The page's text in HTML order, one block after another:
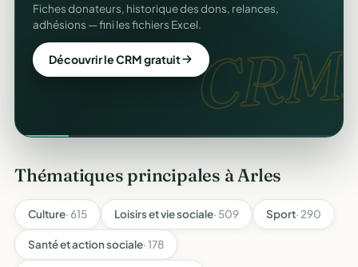
CRM.
Fiches donateurs, historique des dons, relances,
adhésions — fini les fichiers Excel.
Découvrir le CRM gratuit
Thématiques principales à Arles
Culture· 615 Loisirs et vie sociale· 509 Sport· 290
Santé et action sociale· 178